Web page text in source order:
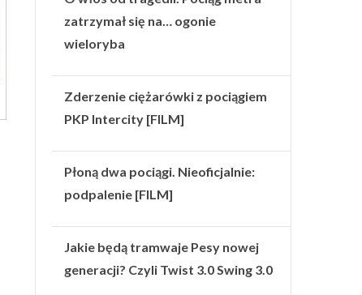
zatrzymał się na… ogonie
wieloryba
Zderzenie ciężarówki z pociągiem
PKP Intercity [FILM]
Płoną dwa pociągi. Nieoficjalnie:
podpalenie [FILM]
Jakie będą tramwaje Pesy nowej
generacji? Czyli Twist 3.0 Swing 3.0